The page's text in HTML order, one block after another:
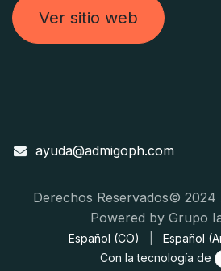
Ver sitio web
ayuda@admigoph.com
Derechos Reservados© 2024
Powered by Grupo
Español (CO)
Español
Con la tecnología de